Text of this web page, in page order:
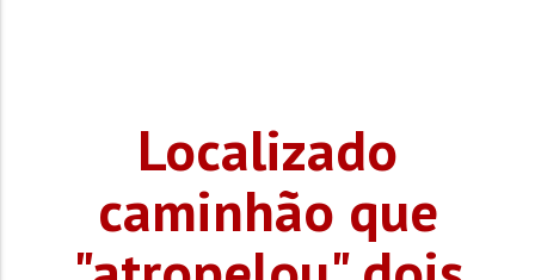
Localizado
caminhão que